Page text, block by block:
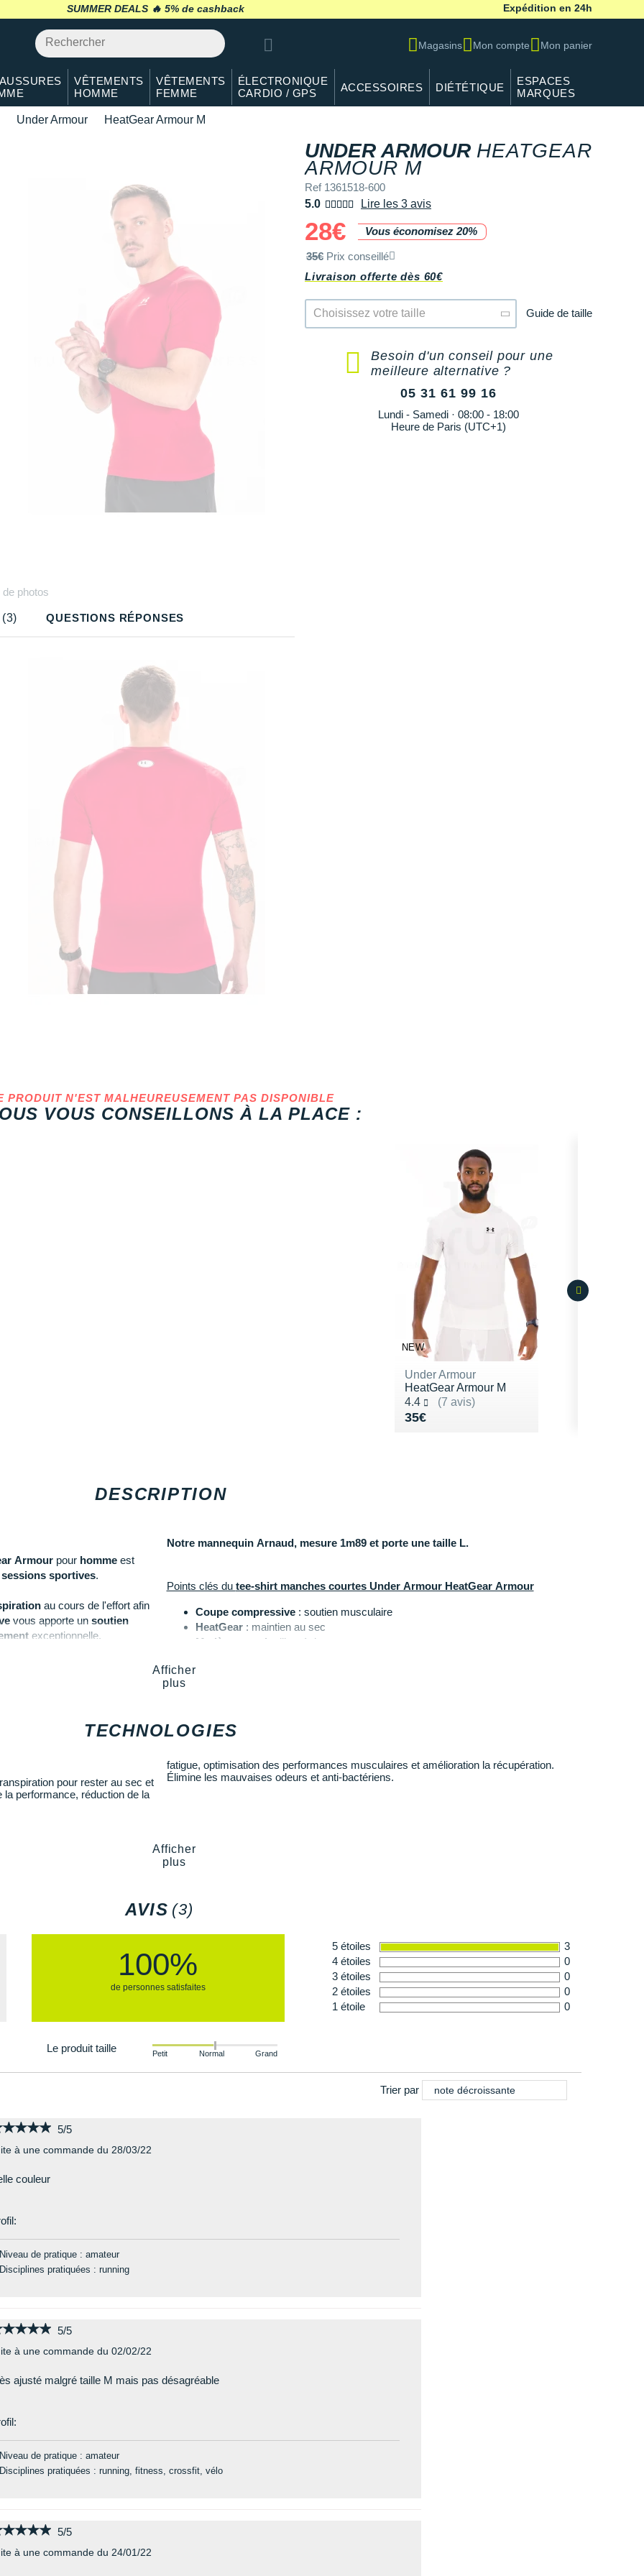
SUMMER DEALS 🔥 retour 30 jours* Expédition en 24h
Magasins Mon compte Mon panier
VÊTEMENTS
HOMME
VÊTEMENTS
FEMME
ÉLECTRONIQUE
CARDIO / GPS
ACCESSOIRES DIÉTÉTIQUE
ESPACES
MARQUES
Under Armour HeatGear Armour M
UNDER ARMOUR HEATGEAR
ARMOUR MREF 1361518-600
Ref 1361518-600
5.0
Lire les 3 avis
28€ Vous économisez 20%
35€ Prix conseillé
Livraison offerte dès 60€
Choisissez votre taille Guide de taille
Besoin d'un conseil pour une
meilleure alternative ?
05 31 61 99 16
Lundi - Samedi · 08:00 - 18:00
Heure de Paris (UTC+1)
Plus
de photos
(3) QUESTIONS RÉPONSES
PRODUIT N'EST MALHEUREUSEMENT PAS DISPONIBLE
VOUS CONSEILLONS À LA PLACE :
NEW
Under Armour
HeatGear Armour M
4.4
(7 avis)
Noté 4.4 sur 5
35€
Vendu 35€
DESCRIPTION
Armour pour homme est
sessions sportives.
au cours de l'effort afin
vous apporte un soutien
exceptionnelle.
dans le
Notre mannequin Arnaud, mesure 1m89 et porte une taille L.
Points clés du tee-shirt manches courtes Under Armour HeatGear Armour
Coupe compressive: soutien musculaire
HeatGear: maintien au sec
Matière stretch
: liberté de mouvement
Panneaux latéraux en mesh
Les autres produits
Afficher
plus
TECHNOLOGIES
pour rester au sec et
performance, réduction de la
fatigue, optimisation des performances musculaires et amélioration la récupération.
Élimine les mauvaises odeurs et anti-bactériens.
Afficher
plus
AVIS (3)
100%
de personnes satisfaites
5 étoiles
3
4 étoiles
0
3 étoiles
0
2 étoiles
0
1 étoile
0
Le produit taille Petit Normal Grand
Trier par note décroissante
5/5
à une commande du 28/03/22
couleur
de pratique : amateur
pratiquées : running
5/5
à une commande du 02/02/22
ajusté malgré taille M mais pas désagréable
de pratique : amateur
pratiquées : running, fitness, crossfit, vélo
5/5
à une commande du 24/01/22